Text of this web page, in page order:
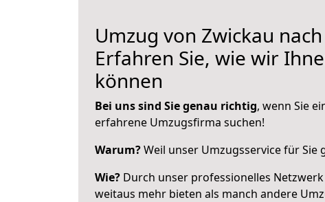
Umzug von Zwickau
Erfahren Sie, wie wir
können
Bei uns sind Sie genau richtig, wenn Sie
erfahrene Umzugsfirma suchen!
Warum?Weil unser Umzugsservice für Sie
Wie? Durch unser professionelles
weitaus mehr bieten als manch andere